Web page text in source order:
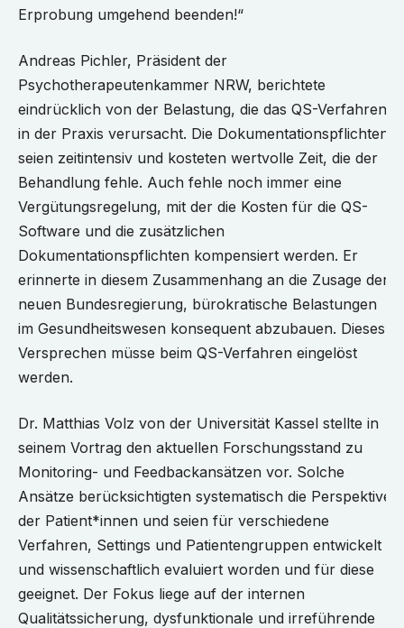
Erprobung umgehend beenden!“
Andreas Pichler, Präsident der
Psychotherapeutenkammer NRW, berichtete
eindrücklich von der Belastung, die das QS-Verfahren
in der Praxis verursacht. Die Dokumentationspflichten
seien zeitintensiv und kosteten wertvolle Zeit, die der
Behandlung fehle. Auch fehle noch immer eine
Vergütungsregelung, mit der die Kosten für die QS-
Software und die zusätzlichen
Dokumentationspflichten kompensiert werden. Er
erinnerte in diesem Zusammenhang an die Zusage der
neuen Bundesregierung, bürokratische Belastungen
im Gesundheitswesen konsequent abzubauen. Dieses
Versprechen müsse beim QS-Verfahren eingelöst
werden.
Dr. Matthias Volz von der Universität Kassel stellte in
seinem Vortrag den aktuellen Forschungsstand zu
Monitoring- und Feedbackansätzen vor. Solche
Ansätze berücksichtigten systematisch die Perspektive
der Patient*innen und seien für verschiedene
Verfahren, Settings und Patientengruppen entwickelt
und wissenschaftlich evaluiert worden und für diese
geeignet. Der Fokus liege auf der internen
Qualitätssicherung, dysfunktionale und irreführende